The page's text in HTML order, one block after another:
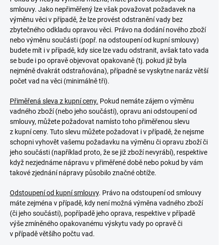
smlouvy. Jako nepřiměřený lze však považovat požadavek na
výměnu věci v případě, že lze provést odstranění vady bez
zbytečného odkladu opravou věci. Právo na dodání nového zboží
nebo výměnu součásti (popř. na odstoupení od kupní smlouvy)
budete mít i v případě, kdy sice lze vadu odstranit, avšak tato vada
se bude i po opravě objevovat opakovaně (tj. pokud již byla
nejméně dvakrát odstraňována), případně se vyskytne naráz větší
počet vad na věci (minimálně tři).
Přiměřená sleva z kupní ceny. Pokud nemáte zájem o výměnu
vadného zboží (nebo jeho součásti), opravu ani odstoupení od
smlouvy, můžete požadovat namísto toho přiměřenou slevu
z kupní ceny. Tuto slevu můžete požadovat i v případě, že nejsme
schopni vyhovět vašemu požadavku na výměnu či opravu zboží či
jeho součásti (například proto, že se již zboží nevyrábí), respektive
když nezjednáme nápravu v přiměřené době nebo pokud by vám
takové zjednání nápravy působilo značné obtíže.
Odstoupení od kupní smlouvy. Právo na odstoupení od smlouvy
máte zejména v případě, kdy není možná výměna vadného zboží
(či jeho součásti), popřípadě jeho oprava, respektive v případě
výše zmíněného opakovanému výskytu vady po opravě či
v případě většího počtu vad.